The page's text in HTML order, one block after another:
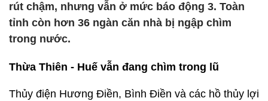
rút chậm, nhưng vẫn ở mức báo động 3. Toàn
tỉnh còn hơn 36 ngàn căn nhà bị ngập chìm
trong nước.
Thừa Thiên - Huế vẫn đang chìm trong lũ
Thủy điện Hương Điền, Bình Điền và các hồ thủy lợi